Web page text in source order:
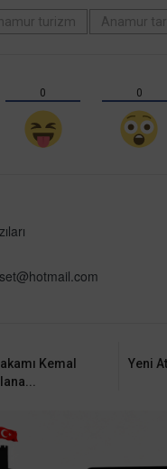
turizm Anamur
0 0
Kemal
Yeni